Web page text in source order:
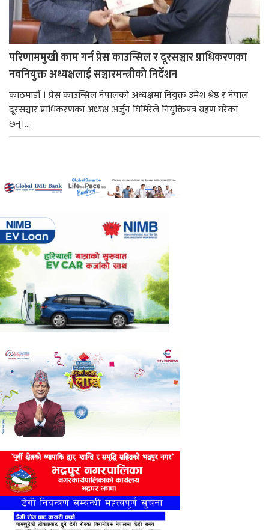
परिणाममुखी काम गर्न प्रेस काउन्सिल र दूरसञ्चार प्राधिकरणका
नवनियुक्त अध्यक्षलाई सञ्चारमन्त्रीको निर्देशन
काठमाडौँ । प्रेस काउन्सिल नेपालको अध्यक्षमा नियुक्त उमेश श्रेष्ठ र नेपाल
दूरसञ्चार प्राधिकरणका अध्यक्ष अर्जुन घिमिरेले नियुक्तिपत्र ग्रहण गरेका
छन्।...